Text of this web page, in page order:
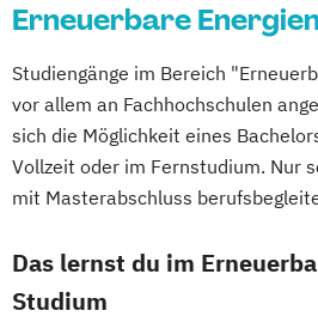
Internationales
Internet of Things und
Klimabewusste
Leistungselektronik
Produktentwicklung &
Mechatronik und Robotik
Erneuerbare Energien
Studiengänge im Bereich
vor allem an Fachhochschulen
sich die Möglichkeit eines
Vollzeit oder im Fernstudium. Nur
mit Masterabschluss
Das lernst du im
Studium